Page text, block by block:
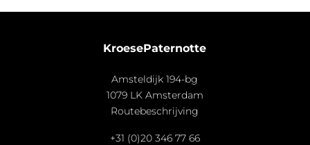
KroesePaternotte
Amsteldijk 194-bg
1079 LK Amsterdam
Routebeschrijving
+31 (0)20 346 77 66